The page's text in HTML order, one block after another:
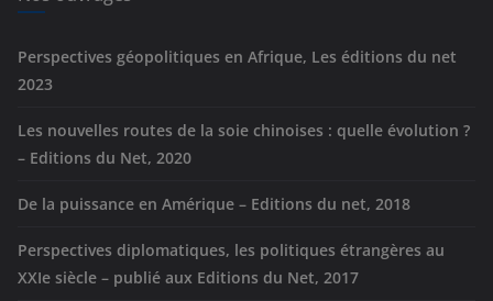
s
Perspectives géopolitiques en Afrique, Les éditions du net
2023
Les nouvelles routes de la soie chinoises : quelle évolution ?
– Editions du Net, 2020
De la puissance en Amérique – Editions du net, 2018
Perspectives diplomatiques, les politiques étrangères au
XXIe siècle – publié aux Editions du Net, 2017